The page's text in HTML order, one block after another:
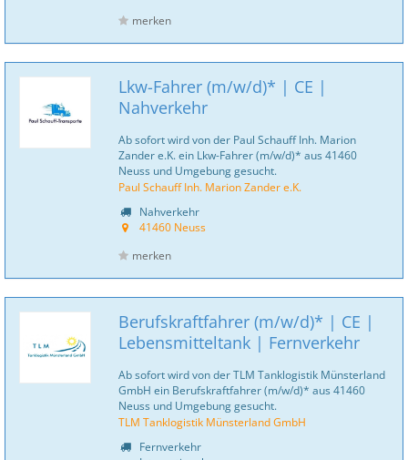
merken
Lkw-Fahrer (m/w/d)* | CE |
Nahverkehr
Ab sofort wird von der Paul Schauff Inh. Marion
Zander e.K. ein Lkw-Fahrer (m/w/d)* aus 41460
Neuss und Umgebung gesucht.
Paul Schauff Inh. Marion Zander e.K.
Nahverkehr
41460 Neuss
merken
Berufskraftfahrer (m/w/d)* | CE |
Lebensmitteltank | Fernverkehr
Ab sofort wird von der TLM Tanklogistik Münsterland
GmbH ein Berufskraftfahrer (m/w/d)* aus 41460
Neuss und Umgebung gesucht.
TLM Tanklogistik Münsterland GmbH
Fernverkehr